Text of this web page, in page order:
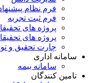
فرم نظام
فرم ثبت تجربه
پروژه های
پروژه های
چارت تحقیق و
سامانه اداری
سامانه بیمه
تامین کنندگان